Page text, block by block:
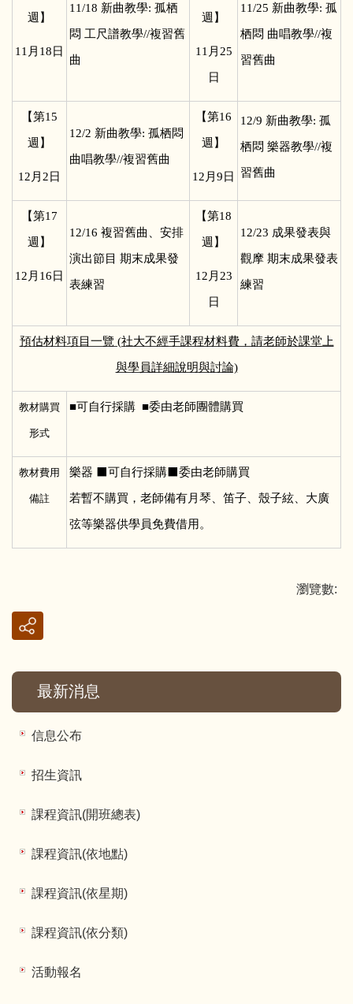
週】
11 月18日
11/18 新曲教學: 孤栖
悶 工尺譜教學//複習舊
曲
週】
11 月25
日
11/25 新曲教學: 孤
栖悶 曲唱教學//複
習舊曲
【第15
週】
12 月2日
12/2 新曲教學: 孤栖悶
曲唱教學//複習舊曲
【第16
週】
12 月9日
12/9 新曲教學: 孤
栖悶 樂器教學//複
習舊曲
【第17
週】
12 月16日
12/16 複習舊曲、安排
演出節目 期末成果發
表練習
【第18
週】
12 月23
日
12/23 成果發表與
觀摩 期末成果發表
練習
預估材料項目一覽 (社大不經手課程材料費，請老師於課堂上
與學員詳細說明與討論)
教材購買
形式
■可自行採購 ■委由老師團體購買
教材費用
備註
樂器 ⬛可自行採購⬛委由老師購買
若暫不購買，老師備有月琴、笛子、殼子絃、大廣
弦等樂器供學員免費借用。
瀏覽數:
最新消息
信息公布
招生資訊
課程資訊(開班總表)
課程資訊(依地點)
課程資訊(依星期)
課程資訊(依分類)
活動報名